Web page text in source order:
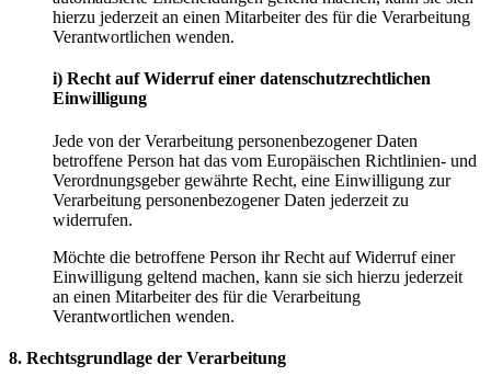
hierzu jederzeit an einen Mitarbeiter des für die Verarbeitung
Verantwortlichen wenden.
i) Recht auf Widerruf einer datenschutzrechtlichen
Einwilligung
Jede von der Verarbeitung personenbezogener Daten
betroffene Person hat das vom Europäischen Richtlinien- und
Verordnungsgeber gewährte Recht, eine Einwilligung zur
Verarbeitung personenbezogener Daten jederzeit zu
widerrufen.
Möchte die betroffene Person ihr Recht auf Widerruf einer
Einwilligung geltend machen, kann sie sich hierzu jederzeit
an einen Mitarbeiter des für die Verarbeitung
Verantwortlichen wenden.
8. Rechtsgrundlage der Verarbeitung